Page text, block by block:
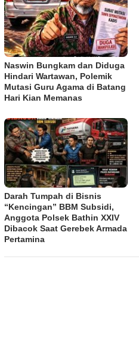
Naswin Bungkam dan Diduga
Hindari Wartawan, Polemik
Mutasi Guru Agama di Batang
Hari Kian Memanas
Darah Tumpah di Bisnis
“Kencingan” BBM Subsidi,
Anggota Polsek Bathin XXIV
Dibacok Saat Gerebek Armada
Pertamina